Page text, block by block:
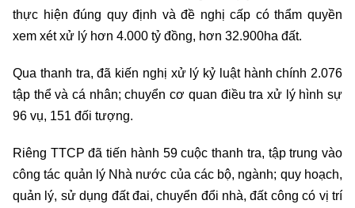
thực hiện đúng quy định và đề nghị cấp có thẩm quyền
xem xét xử lý hơn 4.000 tỷ đồng, hơn 32.900ha đất.
Qua thanh tra, đã kiến nghị xử lý kỷ luật hành chính 2.076
tập thể và cá nhân; chuyển cơ quan điều tra xử lý hình sự
96 vụ, 151 đối tượng.
Riêng TTCP đã tiến hành 59 cuộc thanh tra, tập trung vào
công tác quản lý Nhà nước của các bộ, ngành; quy hoạch,
quản lý, sử dụng đất đai, chuyển đổi nhà, đất công có vị trí